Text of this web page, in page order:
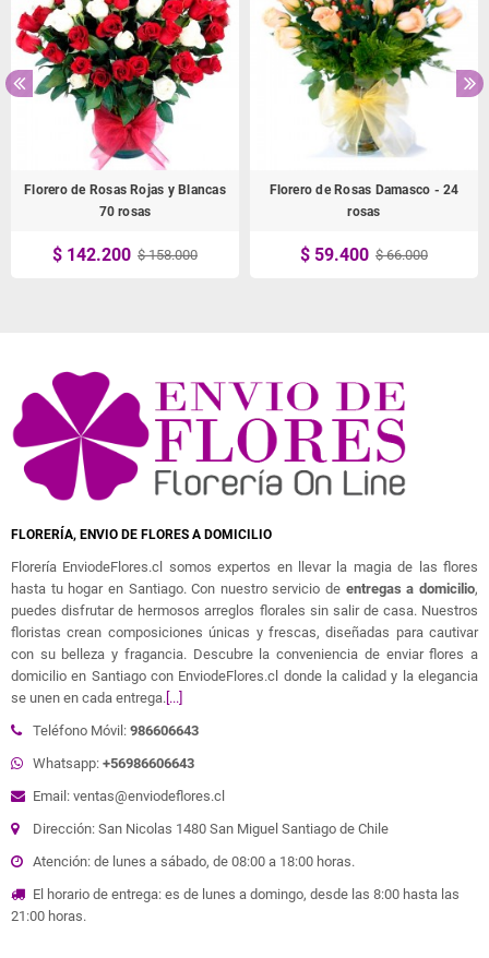
Florero de Rosas Rojas y Blancas
70 rosas
$ 142.200 $ 158.000
Florero de Rosas Damasco - 24
rosas
$ 59.400 $ 66.000
FLORERÍA, ENVIO DE FLORES A DOMICILIO
Florería EnviodeFlores.cl somos expertos en llevar la magia de las flores
hasta tu hogar en Santiago. Con nuestro servicio de entregas a domicilio,
puedes disfrutar de hermosos arreglos florales sin salir de casa. Nuestros
floristas crean composiciones únicas y frescas, diseñadas para cautivar
con su belleza y fragancia. Descubre la conveniencia de enviar flores a
domicilio en Santiago con EnviodeFlores.cl donde la calidad y la elegancia
se unen en cada entrega. [...]
Teléfono Móvil: 986606643
Whatsapp: +56986606643
Email: ventas@enviodeflores.cl
Dirección: San Nicolas 1480 San Miguel Santiago de Chile
Atención: de lunes a sábado, de 08:00 a 18:00 horas.
El horario de entrega: es de lunes a domingo, desde las 8:00 hasta las
21:00 horas.